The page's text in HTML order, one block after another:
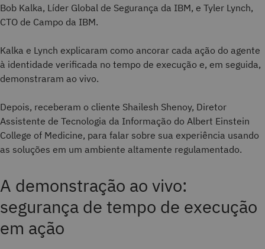
Bob Kalka, Líder Global de Segurança da IBM, e Tyler Lynch,
CTO de Campo da IBM.
Kalka e Lynch explicaram como ancorar cada ação do agente
à identidade verificada no tempo de execução e, em seguida,
demonstraram ao vivo.
Depois, receberam o cliente Shailesh Shenoy, Diretor
Assistente de Tecnologia da Informação do Albert Einstein
College of Medicine, para falar sobre sua experiência usando
as soluções em um ambiente altamente regulamentado.
A demonstração ao vivo:
segurança de tempo de execução
em ação